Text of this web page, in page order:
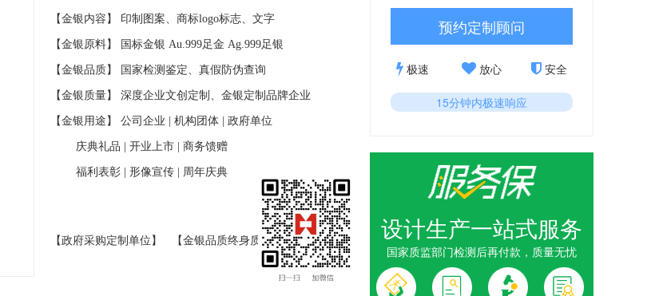
【金银内容】 印制图案、商标logo标志、文字
【金银原料】 国标金银 Au.999足金 Ag.999足银
【金银品质】 国家检测鉴定、真假防伪查询
【金银质量】 深度企业文创定制、金银定制品牌企业
【金银用途】 公司企业 机构团体 政府单位
庆典礼品 开业上市 商务馈赠
福利表彰 形像宣传 周年庆典
【政府采购定制单位】 【金银品质终身质保】
预约定制顾问
极速 放心 安全
15分钟内极速响应
设计生产一站式服务
国家质监部门检测后再付款，质量无忧